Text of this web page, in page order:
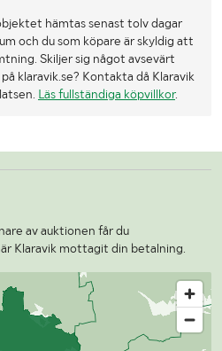
hämtas senast tolv dagar
och du som köpare är skyldig att
Skiljer sig något avsevärt
klaravik.se? Kontakta då Klaravik
Läs fullständiga köpvillkor.
av auktionen får du
Klaravik mottagit din betalning.